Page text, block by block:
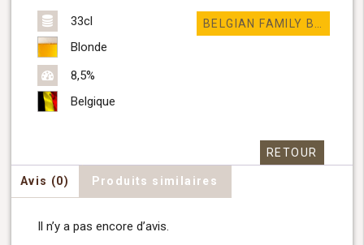
33cl
Blonde
8,5%
Belgique
BELGIAN FAMILY BREWERS
RETOUR
Avis (0) Produits similaires
Il n’y a pas encore d’avis.